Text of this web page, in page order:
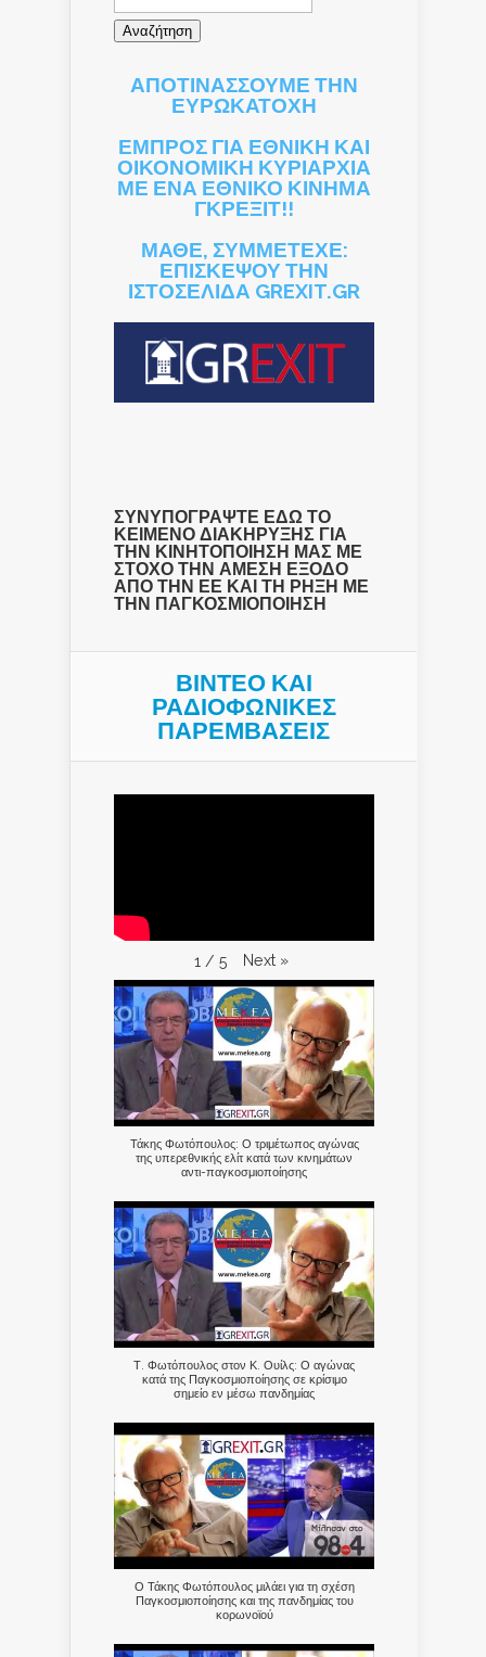
ΑΠΟΤΙΝΑΣΣΟΥΜΕ ΤΗΝ
ΕΥΡΩΚΑΤΟΧΗ
ΕΜΠΡΟΣ ΓΙΑ ΕΘΝΙΚΗ ΚΑΙ
ΟΙΚΟΝΟΜΙΚΗ ΚΥΡΙΑΡΧΙΑ
ΜΕ ΕΝΑ ΕΘΝΙΚΟ ΚΙΝΗΜΑ
ΓΚΡΕΞΙΤ!!
ΜΑΘΕ, ΣΥΜΜΕΤΕΧΕ:
ΕΠΙΣΚΕΨΟΥ ΤΗΝ
ΙΣΤΟΣΕΛΙΔΑ GREXIT.GR
ΣΥΝΥΠΟΓΡΑΨΤΕ ΕΔΩ ΤΟ
ΚΕΙΜΕΝΟ ΔΙΑΚΗΡΥΞΗΣ ΓΙΑ
ΤΗΝ ΚΙΝΗΤΟΠΟΙΗΣΗ ΜΑΣ ΜΕ
ΣΤΟΧΟ ΤΗΝ ΑΜΕΣΗ ΕΞΟΔΟ
ΑΠΟ ΤΗΝ ΕΕ ΚΑΙ ΤΗ ΡΗΞΗ ΜΕ
ΤΗΝ ΠΑΓΚΟΣΜΙΟΠΟΙΗΣΗ
ΒΙΝΤΕΟ ΚΑΙ
ΡΑΔΙΟΦΩΝΙΚΕΣ
ΠΑΡΕΜΒΑΣΕΙΣ
1 / 5 Next »
Τάκης Φωτόπουλος: Ο τριμέτωπος αγώνας
της υπερεθνικής ελίτ κατά των κινημάτων
αντι-παγκοσμιοποίησης
Τ. Φωτόπουλος στον Κ. Ουίλς: Ο αγώνας
κατά της Παγκοσμιοποίησης σε κρίσιμο
σημείο εν μέσω πανδημίας
Ο Τάκης Φωτόπουλος μιλάει για τη σχέση
Παγκοσμιοποίησης και της πανδημίας του
κορωνοϊού